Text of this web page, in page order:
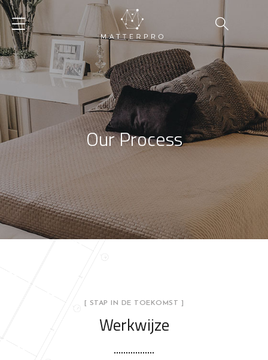
Our Process
[ STAP IN DE TOEKOMST ]
Werkwijze